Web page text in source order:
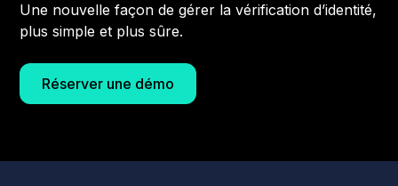
Une nouvelle façon de gérer la vérification d’identité,
plus simple et plus sûre.
Réserver une démo